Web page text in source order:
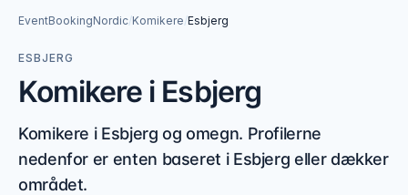
EventBookingNordic/Komikere/Esbjerg
ESBJERG
Komikere i Esbjerg
Komikere i Esbjerg og omegn. Profilerne
nedenfor er enten baseret i Esbjerg eller dækker
området.